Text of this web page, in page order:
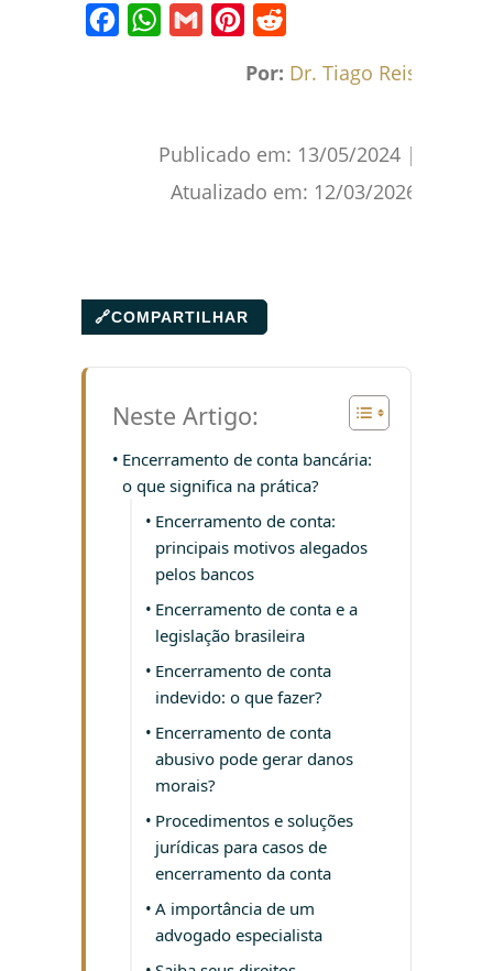
Por: Dr. Tiago Reis
Publicado em: 13/05/2024 |
Atualizado em: 12/03/2026
🔗COMPARTILHAR
Neste Artigo:
Encerramento de conta bancária:
o que significa na prática?
Encerramento de conta:
principais motivos alegados
pelos bancos
Encerramento de conta e a
legislação brasileira
Encerramento de conta
indevido: o que fazer?
Encerramento de conta
abusivo pode gerar danos
morais?
Procedimentos e soluções
jurídicas para casos de
encerramento da conta
A importância de um
advogado especialista